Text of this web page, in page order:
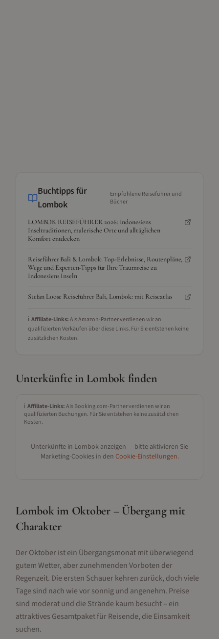
Buchtipps für
Lombok
Empfohlene Reiseführer und
Bücher
LOMBOK REISEFÜHRER 2026: Indonesiens
Inseltraditionen, malerische Orte und alltäglichen
Komfort entdecken
Reiseführer Bali & Lombok: Top-Erlebnisse, Routenpläne,
Wege und Experten-Tipps für Ihre Traumreise zu
Indonesiens Inseln
Stefan Loose Reiseführer Bali, Lombok: mit Reiseatlas
ℹ️ Affiliate-Links:Als Amazon-Partner verdienen wir an
qualifizierten Verkäufen über diese Links. Für Sie entstehen keine
zusätzlichen Kosten.
Unterkünfte in Lombokfinden
ℹ️ Affiliate-Links:Als Booking.com-Partner verdienen wir an
qualifizierten Buchungen. Für Sie entstehen keine zusätzlichen
Kosten.
Unterkünfte in Lombok anzeigen — bitte aktivieren Sie
Marketing-Cookies in den Cookie-Einstellungen.
Lombok im Oktober – Übergang mit
Charakter
Der Oktober ist ein Übergangsmonat mit überwiegend
gutem Wetter, aber zunehmenden Vorboten der
Regenzeit. Die ersten Schauer kehren zurück, doch viele
Tage sind nach wie vor sonnig und angenehm. Preise
sind moderat und die Strände kaum besucht – ein
attraktives Gesamtpaket für Reisende, die Einsamkeit
suchen.